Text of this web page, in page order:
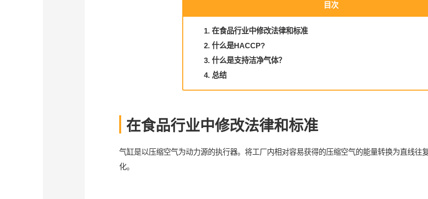
目次
1. 在食品行业中修改法律和标准
2. 什么是HACCP?
3. 什么是支持洁净气体？
4. 总结
在食品行业中修改法律和标准
气缸是以压缩空气为动力源的执行器。将工厂内相对容易获得的压缩空气的能量转换为直线往
化。